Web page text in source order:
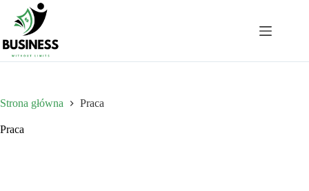
Przejdź
treści
Strona główna Praca
Praca